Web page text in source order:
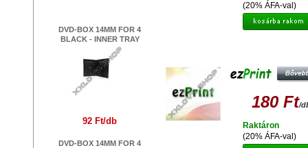
DVD-BOX 14MM FOR 4
BLACK - INNER TRAY
92 Ft/db
DVD-BOX 14MM FOR 4
(20% ÁFA-val)
180 Ft/
(20% ÁFA-val)
Raktáron